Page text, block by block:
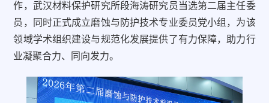
作，武汉材料保护研究所段海涛研究员当选第二届主任委
员，同时正式成立磨蚀与防护技术专业委员党小组，为该
领域学术组织建设与规范化发展提供了有力保障，助力行
业凝聚合力、同向发力。